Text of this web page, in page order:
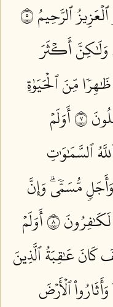
ٱلرَّحِيمُ ٥
وَلَٰكِنَّ أَكۡثَرَ
مِّنَ ٱلۡحَيَوٰةِ
٧
أَوَلَمۡ
ٱلسَّمَٰوَٰتِ
وَأَجَلٖ مُّسَمّٗىۗ وَإِنَّ
٨
أَوَلَمۡ
كَانَ عَٰقِبَةُ ٱلَّذِينَ
ٱلۡأَرۡضَ